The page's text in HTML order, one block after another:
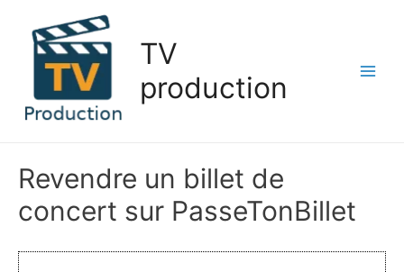
contenu
TV
production
Revendre un billet de
concert sur PasseTonBillet